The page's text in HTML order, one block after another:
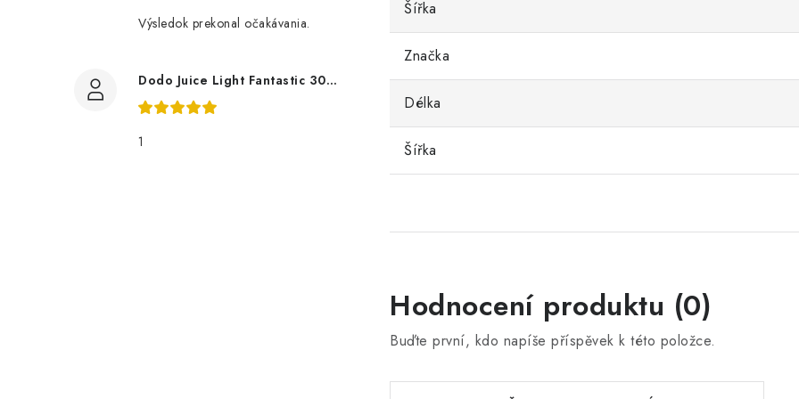
Výsledok prekonal očakávania.
Dodo Juice Light Fantastic 30ml měkký vosk
1
Šířka
Značka
Délka
Šířka
Hodnocení produktu (0)
Buďte první, kdo napíše příspěvek k této položce.